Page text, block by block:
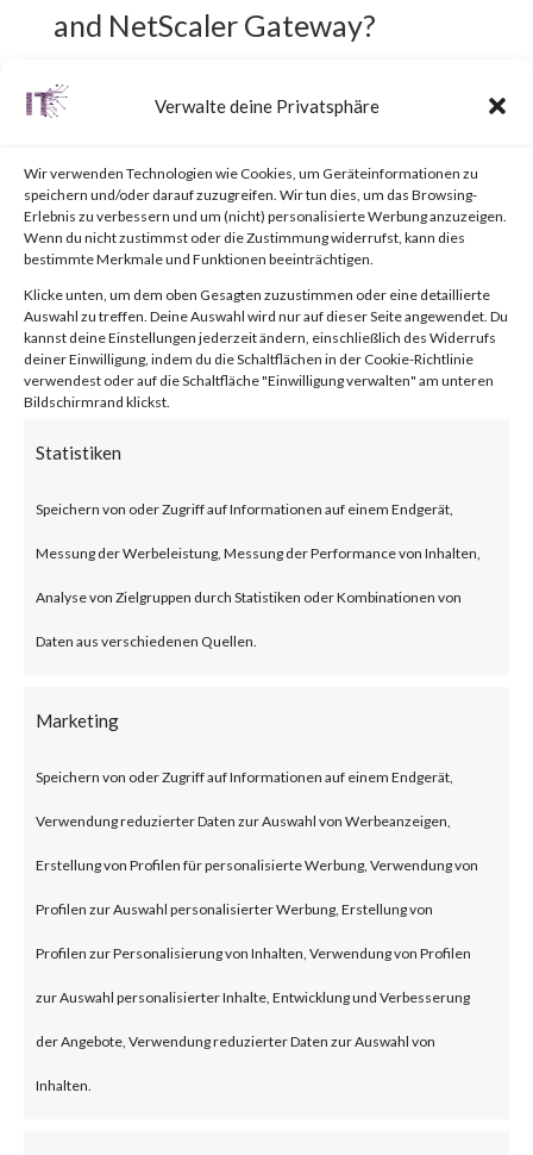
Verwalte deine Privatsphäre
Wir verwenden Technologien wie Cookies, um Geräteinformationen zu
speichern und/oder darauf zuzugreifen. Wir tun dies, um das Browsing-
Erlebnis zu verbessern und um (nicht) personalisierte Werbung anzuzeigen.
Wenn du nicht zustimmst oder die Zustimmung widerrufst, kann dies
bestimmte Merkmale und Funktionen beeinträchtigen.
Klicke unten, um dem oben Gesagten zuzustimmen oder eine detaillierte
Auswahl zu treffen. Deine Auswahl wird nur auf dieser Seite angewendet. Du
kannst deine Einstellungen jederzeit ändern, einschließlich des Widerrufs
deiner Einwilligung, indem du die Schaltflächen in der Cookie-Richtlinie
verwendest oder auf die Schaltfläche "Einwilligung verwalten" am unteren
Bildschirmrand klickst.
Statistiken
Speichern von oder Zugriff auf Informationen auf einem Endgerät,
Messung der Werbeleistung, Messung der Performance von Inhalten,
Analyse von Zielgruppen durch Statistiken oder Kombinationen von
Daten aus verschiedenen Quellen.
Marketing
Speichern von oder Zugriff auf Informationen auf einem Endgerät,
Verwendung reduzierter Daten zur Auswahl von Werbeanzeigen,
Erstellung von Profilen für personalisierte Werbung, Verwendung von
Profilen zur Auswahl personalisierter Werbung, Erstellung von
Profilen zur Personalisierung von Inhalten, Verwendung von Profilen
zur Auswahl personalisierter Inhalte, Entwicklung und Verbesserung
der Angebote, Verwendung reduzierter Daten zur Auswahl von
Inhalten.
and NetScaler Gateway?
Citrix NetScaler ADC,
is an Application Delivery
Controller (ADC) designed to
achieve secure and optimized
network traffic.
Citrix NetScaler Gateway,
previously known as Citrix
designed to provide secure and
optimized remote access.
What is the Attack?
According to the advisory
To be vulnerable, those products